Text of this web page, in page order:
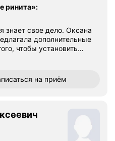
ринита»:
знает свое дело. Оксана
дополнительные
чтобы установить…
на приём